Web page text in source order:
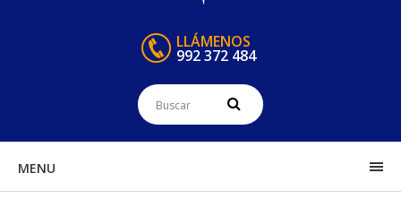
LLÁMENOS
992 372 484
MENU